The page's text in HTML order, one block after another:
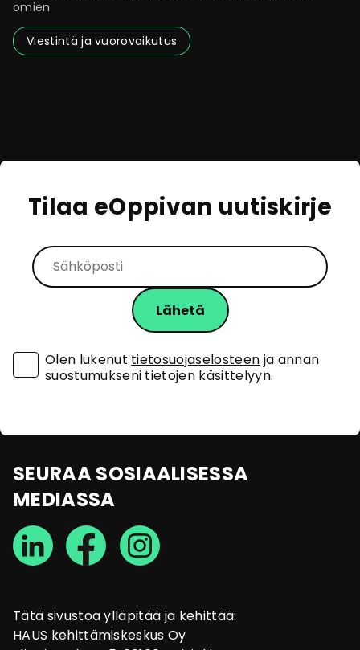
omien
Viestintä ja vuorovaikutus
Tilaa eOppivan uutiskirje
Olen lukenut tietosuojaselosteen ja annan
suostumukseni tietojen käsittelyyn.
SEURAA SOSIAALISESSA
MEDIASSA
Tätä sivustoa ylläpitää ja kehittää:
HAUS kehittämiskeskus Oy